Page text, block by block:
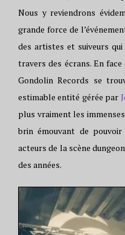
Nous y reviendrons
grande force de
des artistes et suiveurs qui
travers des écrans. En
Gondolin Records se
estimable entité gérée par
plus vraiment les
brin émouvant de
acteurs de la scène
des années.